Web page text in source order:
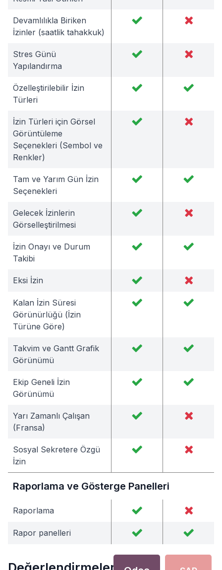
Devamlılıkla Biriken
İzinler (saatlik tahakkuk)
Stres Günü
Yapılandırma
Özelleştirilebilir İzin
Türleri
İzin Türleri için Görsel
Görüntüleme
Seçenekleri (Sembol ve
Renkler)
Tam ve Yarım Gün İzin
Seçenekleri
Gelecek İzinlerin
Görselleştirilmesi
İzin Onayı ve Durum
Takibi
Eksi İzin
Kalan İzin Süresi
Görünürlüğü (İzin
Türüne Göre)
Takvim ve Gantt Grafik
Görünümü
Ekip Geneli İzin
Görünümü
Yarı Zamanlı Çalışan
(Fransa)
Sosyal Sekretere Özgü
İzin
Raporlama ve Gösterge Panelleri
Raporlama
Rapor panelleri